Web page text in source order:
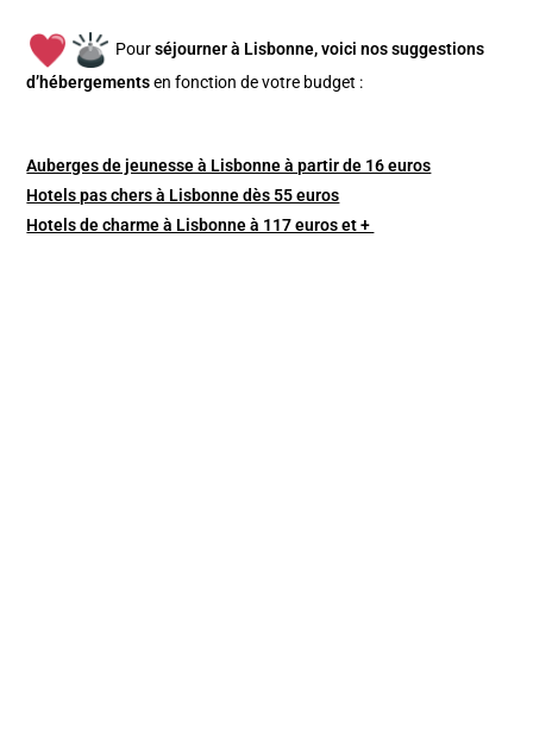
Pourséjourner à Lisbonne, voici nos suggestions
d’hébergements en fonction de votre budget :
Auberges de jeunesse à Lisbonne à partir de 16 euros
Hotels pas chers à Lisbonne dès 55 euros
Hotels de charme à Lisbonne à 117 euros et +